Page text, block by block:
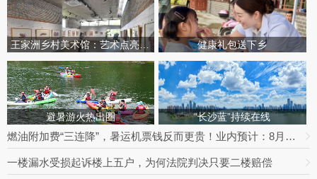
王家洲乡村美术馆：艺术点亮田园乡村 健康礼包送下乡
避暑游火热出圈 “长沙蓝”持续在线
燃油附加费“三连降”，暑运机票钱反而更贵！业内预计：8月下旬将迎回落拐点
一楼漏水受损起诉楼上五户，为何法院判决只要二楼赔偿